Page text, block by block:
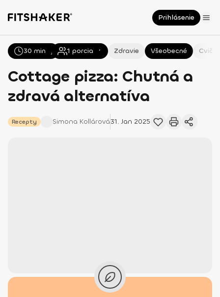
Prihlásenie
Všetky Recepty Zdravie Všeobecné
Cottage pizza: Chutná a
zdravá alternatíva
Recepty Simona Kollárová31. Jan 2025
30 min 1 porcia